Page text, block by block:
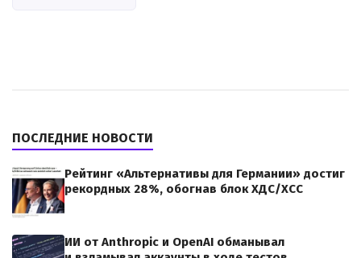
ПОСЛЕДНИЕ НОВОСТИ
Рейтинг «Альтернативы для Германии» достиг
рекордных 28%, обогнав блок ХДС/ХСС
ИИ от Anthropic и OpenAI обманывал